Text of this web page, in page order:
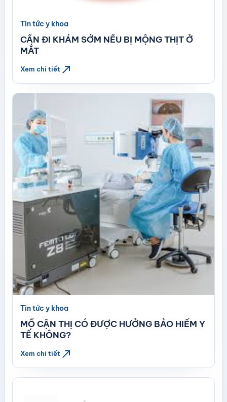
Tin tức y khoa
CẦN ĐI KHÁM SỚM NẾU BỊ MỘNG THỊT Ở
MẮT
Xem chi tiết north_east
Tin tức y khoa
MỔ CẬN THỊ CÓ ĐƯỢC HƯỞNG BẢO HIỂM Y
TẾ KHÔNG?
Xem chi tiết north_east